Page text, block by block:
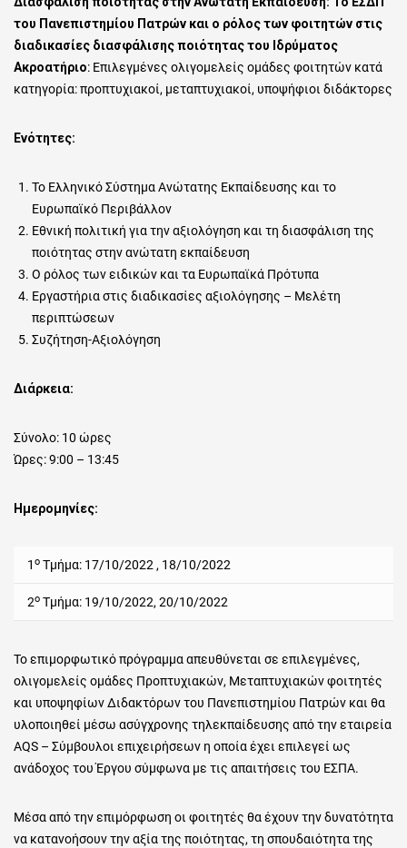
του Πανεπιστημίου Πατρών και ο ρόλος των φοιτητών στις
διαδικασίες διασφάλισης ποιότητας του Ιδρύματος
Ακροατήριο: Επιλεγμένες ολιγομελείς ομάδες φοιτητών κατά
κατηγορία: προπτυχιακοί, μεταπτυχιακοί, υποψήφιοι διδάκτορες
Ενότητες:
Το Ελληνικό Σύστημα Ανώτατης Εκπαίδευσης και το
Ευρωπαϊκό Περιβάλλον
Εθνική πολιτική για την αξιολόγηση και τη διασφάλιση της
ποιότητας στην ανώτατη εκπαίδευση
Ο ρόλος των ειδικών και τα Ευρωπαϊκά Πρότυπα
Εργαστήρια στις διαδικασίες αξιολόγησης – Μελέτη
περιπτώσεων
Συζήτηση-Αξιολόγηση
Διάρκεια:
Σύνολο: 10 ώρες
Ώρες: 9:00 – 13:45
Ημερομηνίες:
1 ο Τμήμα: 17/10/2022 , 18/10/2022
2ο Τμήμα: 19/10/2022, 20/10/2022
Το επιμορφωτικό πρόγραμμα απευθύνεται σε επιλεγμένες,
ολιγομελείς ομάδες Προπτυχιακών, Μεταπτυχιακών φοιτητές
και υποψηφίων Διδακτόρων του Πανεπιστημίου Πατρών και θα
υλοποιηθεί μέσω ασύγχρονης τηλεκπαίδευσης από την εταιρεία
AQS – Σύμβουλοι επιχειρήσεων η οποία έχει επιλεγεί ως
ανάδοχος του Έργου σύμφωνα με τις απαιτήσεις του ΕΣΠΑ.
Μέσα από την επιμόρφωση οι φοιτητές θα έχουν την δυνατότητα
να κατανοήσουν την αξία της ποιότητας, τη σπουδαιότητα της